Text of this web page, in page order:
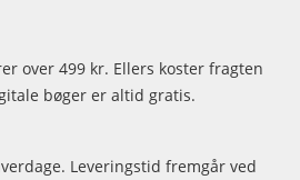
over 499 kr. Ellers koster fragten
bøger er altid gratis.
Leveringstid fremgår ved